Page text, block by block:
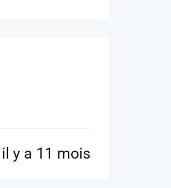
il y a 11 mois